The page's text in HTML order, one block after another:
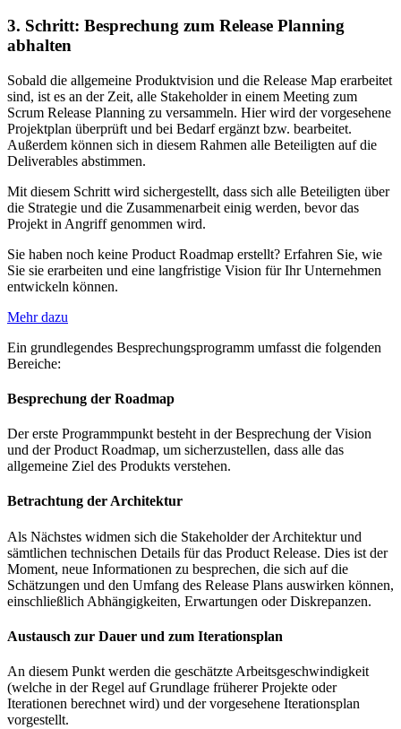
3. Schritt: Besprechung zum Release Planning
abhalten
Sobald die allgemeine Produktvision und die Release Map erarbeitet
sind, ist es an der Zeit, alle Stakeholder in einem Meeting zum
Scrum Release Planning zu versammeln. Hier wird der vorgesehene
Projektplan überprüft und bei Bedarf ergänzt bzw. bearbeitet.
Außerdem können sich in diesem Rahmen alle Beteiligten auf die
Deliverables abstimmen.
Mit diesem Schritt wird sichergestellt, dass sich alle Beteiligten über
die Strategie und die Zusammenarbeit einig werden, bevor das
Projekt in Angriff genommen wird.
Sie haben noch keine Product Roadmap erstellt? Erfahren Sie, wie
Sie sie erarbeiten und eine langfristige Vision für Ihr Unternehmen
entwickeln können.
Mehr dazu
Ein grundlegendes Besprechungsprogramm umfasst die folgenden
Bereiche:
Besprechung der Roadmap
Der erste Programmpunkt besteht in der Besprechung der Vision
und der Product Roadmap, um sicherzustellen, dass alle das
allgemeine Ziel des Produkts verstehen.
Betrachtung der Architektur
Als Nächstes widmen sich die Stakeholder der Architektur und
sämtlichen technischen Details für das Product Release. Dies ist der
Moment, neue Informationen zu besprechen, die sich auf die
Schätzungen und den Umfang des Release Plans auswirken können,
einschließlich Abhängigkeiten, Erwartungen oder Diskrepanzen.
Austausch zur Dauer und zum Iterationsplan
An diesem Punkt werden die geschätzte Arbeitsgeschwindigkeit
(welche in der Regel auf Grundlage früherer Projekte oder
Iterationen berechnet wird) und der vorgesehene Iterationsplan
vorgestellt.